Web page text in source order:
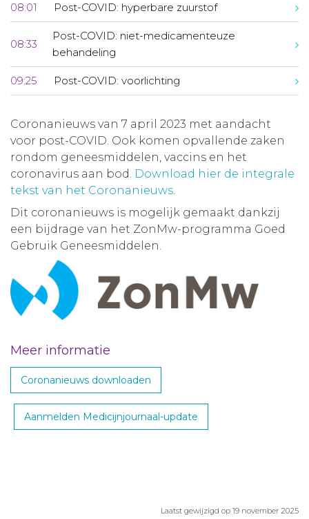
08:01 Post-COVID: hyperbare zuurstof
08:33
Post-COVID: niet-medicamenteuze
behandeling
09:25 Post-COVID: voorlichting
Coronanieuws van 7 april 2023 met aandacht
voor post-COVID. Ook komen opvallende zaken
rondom geneesmiddelen, vaccins en het
coronavirus aan bod. Download hier de integrale
tekst van het Coronanieuws.
Dit coronanieuws is mogelijk gemaakt dankzij
een bijdrage van het ZonMw-programma Goed
Gebruik Geneesmiddelen.
Meer informatie
Coronanieuws downloaden
Aanmelden Medicijnjournaal-update
Laatst gewijzigd op 19 november 2025